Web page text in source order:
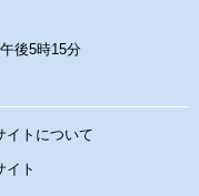
後5時15分
イトについて
イト